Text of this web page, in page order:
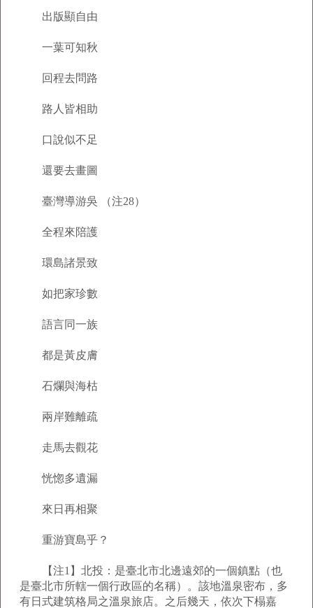
出版顯自由
一葉可知秋
回程去問路
路人皆相助
口說似不足
還要去畫圖
臺灣導游吳 （注28）
全程來陪護
環島諸景致
如把家珍數
語言同一族
都是黃皮膚
石爛與海枯
兩岸難離疏
走馬去觀花
恍惚多遺漏
來日再相聚
重游寶島乎？
【注1】北投：是臺北市北邊遠郊的一個鎮點（也
是臺北市所轄一個行政區的名稱）。該地溫泉密布，多
有日式建筑格局之溫泉旅店。之后幾天，依次下榻嘉